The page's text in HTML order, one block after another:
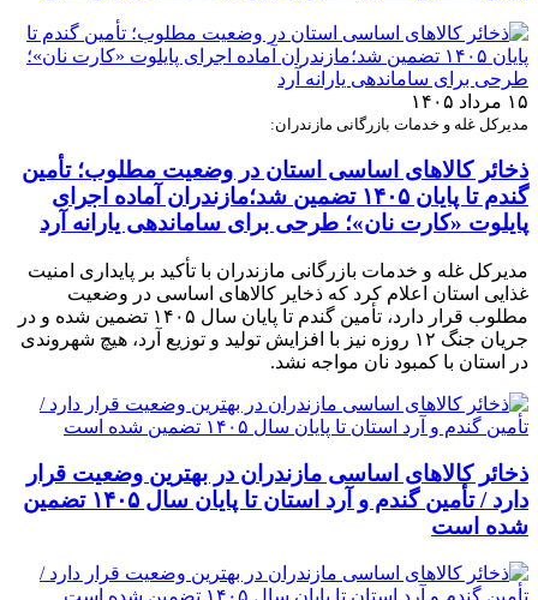
۱۵ مرداد ۱۴۰۵
مدیرکل غله و خدمات بازرگانی مازندران:
ذخائر کالاهای اساسی استان در وضعیت مطلوب؛ تأمین
گندم تا پایان ۱۴۰۵ تضمین شد؛مازندران آماده اجرای
پایلوت «کارت نان»؛ طرحی برای ساماندهی یارانه آرد
مدیرکل غله و خدمات بازرگانی مازندران با تأکید بر پایداری امنیت
غذایی استان اعلام کرد که ذخایر کالاهای اساسی در وضعیت
مطلوب قرار دارد، تأمین گندم تا پایان سال ۱۴۰۵ تضمین شده و در
جریان جنگ ۱۲ روزه نیز با افزایش تولید و توزیع آرد، هیچ شهروندی
در استان با کمبود نان مواجه نشد.
ذخائر کالاهای اساسی مازندران در بهترین وضعیت قرار
دارد / تأمین گندم و آرد استان تا پایان سال ۱۴۰۵ تضمین
شده است